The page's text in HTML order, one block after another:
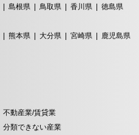
島根県 鳥取県 香川県
徳島県
熊本県 大分県 宮崎県
鹿児島県
不動産業/賃貸業
分類できない産業